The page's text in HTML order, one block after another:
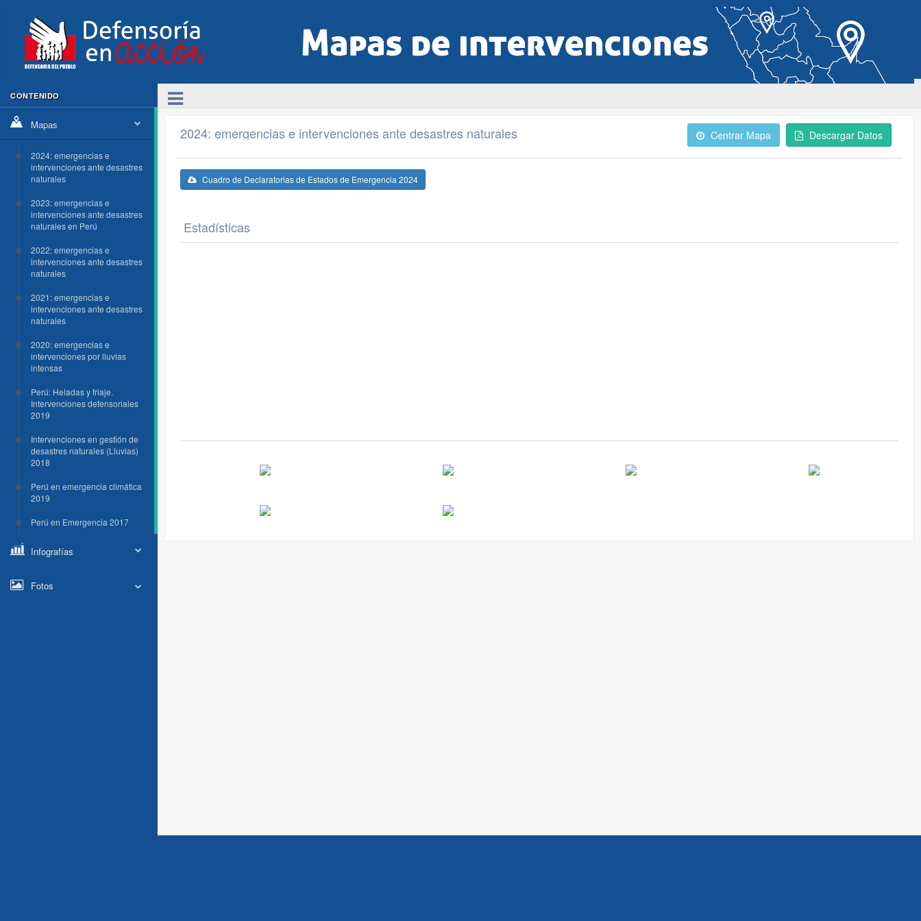
CONTENIDO
Mapas
2024: emergencias e
intervenciones ante desastres
naturales
2023: emergencias e
intervenciones ante desastres
naturales en Perú
2022: emergencias e
intervenciones ante desastres
naturales
2021: emergencias e
intervenciones ante desastres
naturales
2020: emergencias e
intervenciones por lluvias
intensas
Perú: Heladas y friaje.
Intervenciones defensoriales
2019
Intervenciones en gestión de
desastres naturales (Lluvias)
2018
Perú en emergencia climática
2019
Perú en Emergencia 2017
Infografías
Fotos
2024: emergencias e intervenciones ante desastres naturales Centrar Mapa Descargar Datos
Cuadro de Declaratorias de Estados de Emergencia 2024
Estadísticas